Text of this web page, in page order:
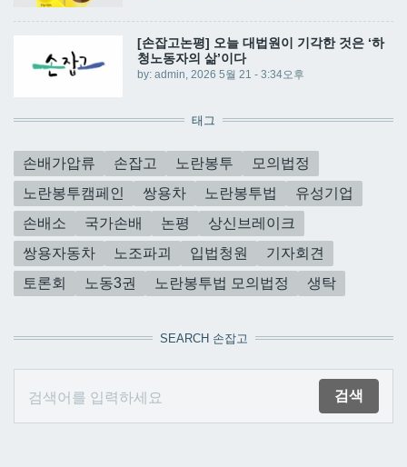
[손잡고논평] 오늘 대법원이 기각한 것은 ‘하
청노동자의 삶’이다
by: admin, 2026 5월 21 - 3:34오후
태그
손배가압류 손잡고 노란봉투
모의법정
노란봉투캠페인
쌍용차 노란봉투법
유성기업
손배소
국가손배 논평
상신브레이크
쌍용자동차
노조파괴 입법청원
기자회견
토론회
노동3권 노란봉투법 모의법정 생탁
SEARCH 손잡고